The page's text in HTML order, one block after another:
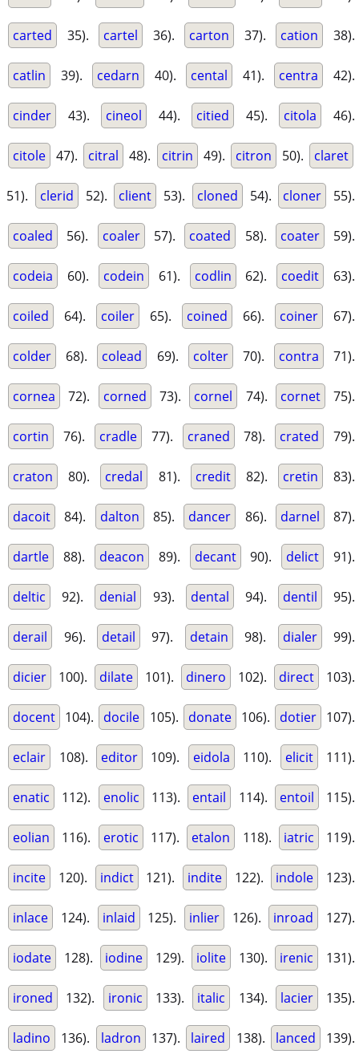
carted 35). cartel 36). carton 37). cation 38).
catlin 39). cedarn 40). cental 41). centra 42).
cinder 43). cineol 44). citied 45). citola 46).
citole 47). citral 48). citrin 49). citron 50). claret
51). clerid 52). client 53). cloned 54). cloner 55).
coaled 56). coaler 57). coated 58). coater 59).
codeia 60). codein 61). codlin 62). coedit 63).
coiled 64). coiler 65). coined 66). coiner 67).
colder 68). colead 69). colter 70). contra 71).
cornea 72). corned 73). cornel 74). cornet 75).
cortin 76). cradle 77). craned 78). crated 79).
craton 80). credal 81). credit 82). cretin 83).
dacoit 84). dalton 85). dancer 86). darnel 87).
dartle 88). deacon 89). decant 90). delict 91).
deltic 92). denial 93). dental 94). dentil 95).
derail 96). detail 97). detain 98). dialer 99).
dicier 100). dilate 101). dinero 102). direct 103).
docent 104). docile 105). donate 106). dotier 107).
eclair 108). editor 109). eidola 110). elicit 111).
enatic 112). enolic 113). entail 114). entoil 115).
eolian 116). erotic 117). etalon 118). iatric 119).
incite 120). indict 121). indite 122). indole 123).
inlace 124). inlaid 125). inlier 126). inroad 127).
iodate 128). iodine 129). iolite 130). irenic 131).
ironed 132). ironic 133). italic 134). lacier 135).
ladino 136). ladron 137). laired 138). lanced 139).